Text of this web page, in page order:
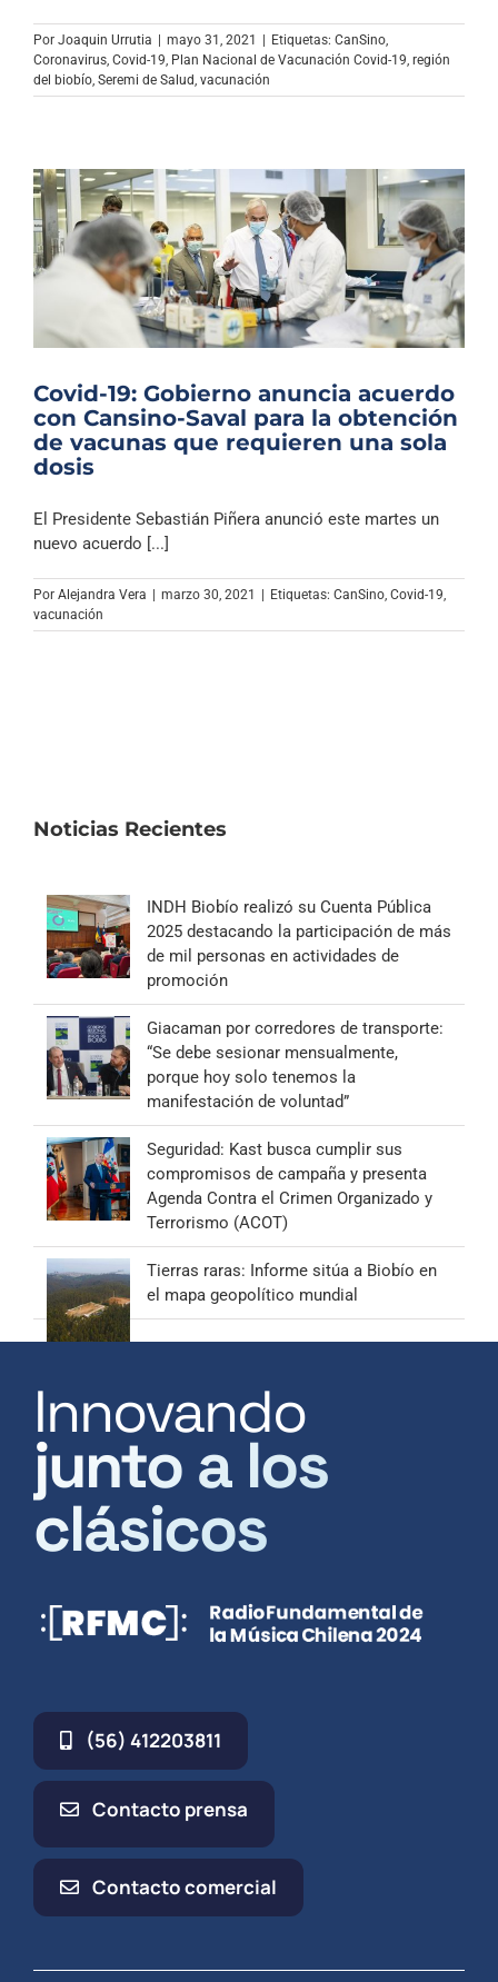
Por Joaquin Urrutia | mayo 31, 2021 | Etiquetas: CanSino
Coronavirus Covid-19 Plan Nacional de Vacunación Covid-19 región
del biobío Seremi de Salud vacunación
Covid-19: Gobierno anuncia acuerdo
con Cansino-Saval para la obtención
de vacunas que requieren una sola
dosis
El Presidente Sebastián Piñera anunció este martes un
nuevo acuerdo [...]
Por Alejandra Vera marzo 30, 2021 Etiquetas: CanSino, Covid-19,
vacunación
Noticias Recientes
INDH Biobío realizó su Cuenta Pública
2025 destacando la participación de más
de mil personas en actividades de
promoción
Giacaman por corredores de transporte:
“Se debe sesionar mensualmente,
porque hoy solo tenemos la
manifestación de voluntad”
Seguridad: Kast busca cumplir sus
compromisos de campaña y presenta
Agenda Contra el Crimen Organizado y
Terrorismo (ACOT)
Tierras raras: Informe sitúa a Biobío en
el mapa geopolítico mundial
Innovando
junto a los
clásicos
(56) 412203811
Contacto prensa
Contacto comercial